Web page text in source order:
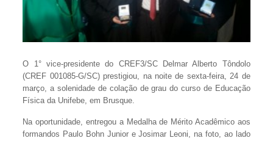
O 1° vice-presidente do CREF3/SC Delmar Alberto Tôndolo
(CREF 001085-G/SC) prestigiou, na noite de sexta-feira, 24 de
março, a solenidade de colação de grau do curso de Educação
Física da Unifebe, em Brusque.
Na oportunidade, entregou a Medalha de Mérito Acadêmico aos
formandos Paulo Bohn Junior e Josimar Leoni, na foto, ao lado